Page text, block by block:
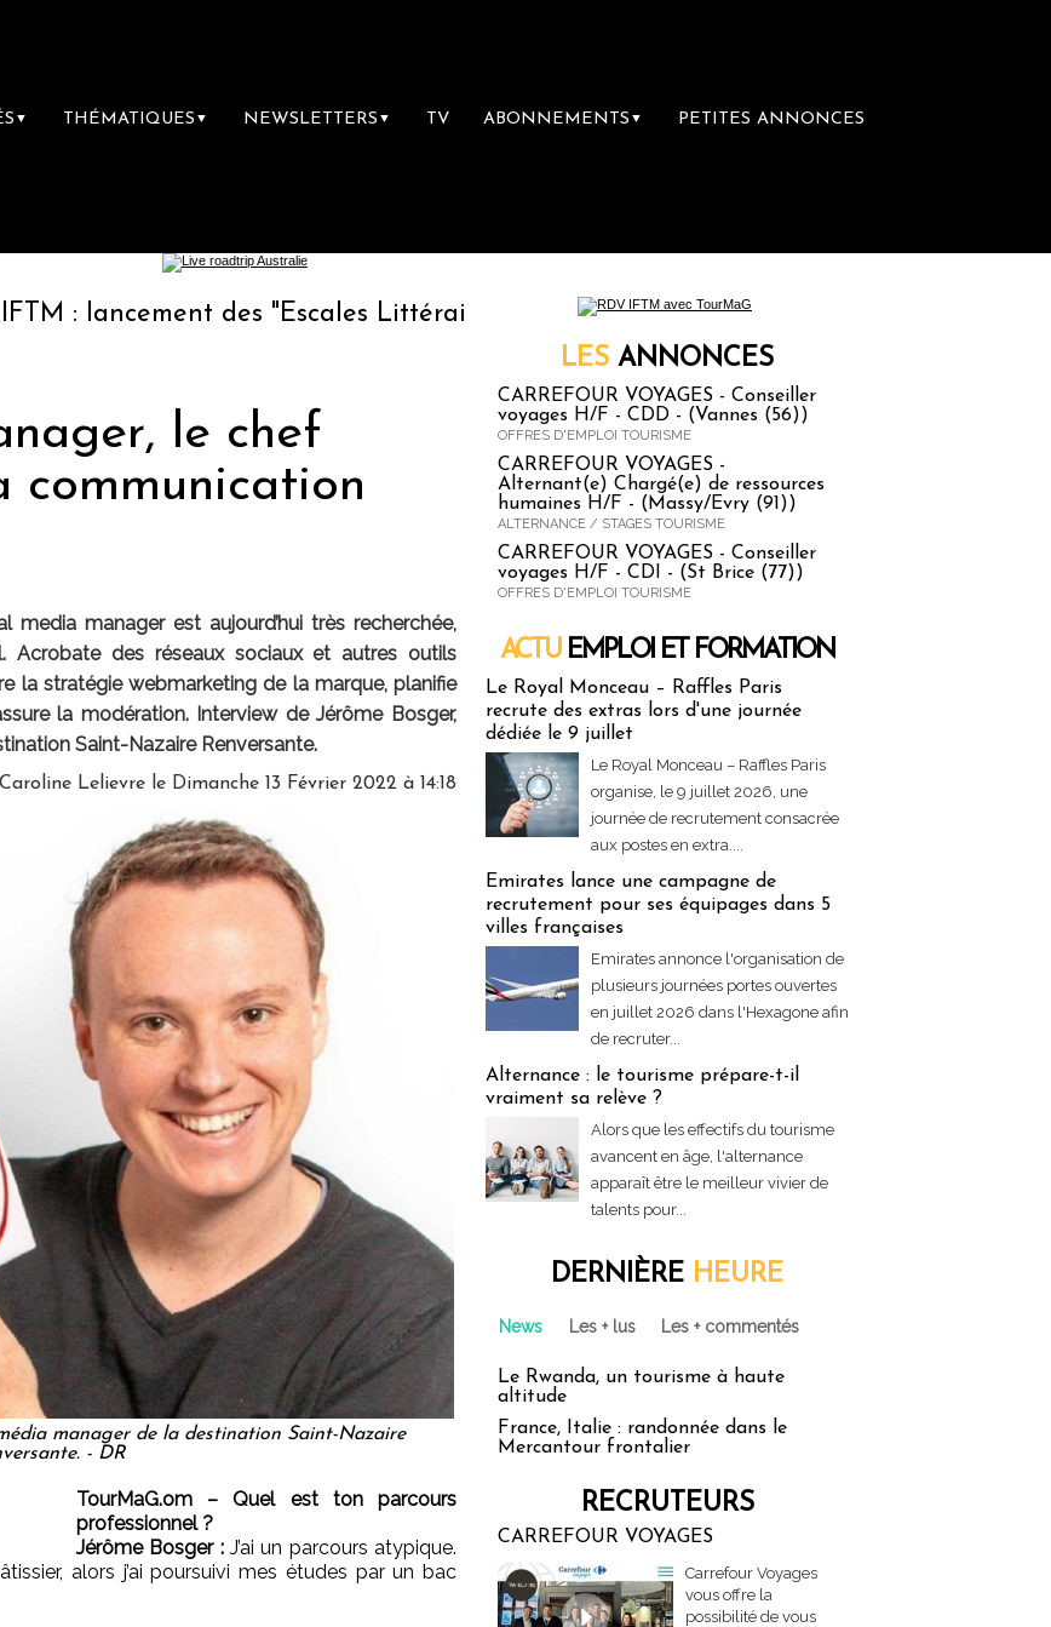
▼ THÉMATIQUES ▼ NEWSLETTERS ▼ TV ABONNEMENTS ▼ PETITES ANNONCES
des "Escales Littéraires", la première librairie du voyage
le chef
communication
manager est aujourd’hui très recherchée,
Acrobate des réseaux sociaux et autres outils
la stratégie webmarketing de la marque, planifie
la modération. Interview de Jérôme Bosger,
Saint-Nazaire Renversante.
Caroline Lelievre le Dimanche 13 Février 2022 à 14:18
manager de la destination Saint-Nazaire
- DR
TourMaG.om – Quel est ton parcours
professionnel ?
Jérôme Bosger :J’ai un parcours atypique.
alors j’ai poursuivi mes études par un bac
LES ANNONCES
CARREFOUR VOYAGES - Conseiller
voyages H/F - CDD - (Vannes (56))
OFFRES D'EMPLOI TOURISME
CARREFOUR VOYAGES -
Alternant(e) Chargé(e) de ressources
humaines H/F - (Massy/Evry (91))
ALTERNANCE / STAGES TOURISME
CARREFOUR VOYAGES - Conseiller
voyages H/F - CDI - (St Brice (77))
OFFRES D'EMPLOI TOURISME
ACTU EMPLOI ET FORMATION
Le Royal Monceau – Raffles Paris
recrute des extras lors d'une journée
dédiée le 9 juillet
Le Royal Monceau – Raffles Paris
organise, le 9 juillet 2026, une
journée de recrutement consacrée
aux postes en extra....
Emirates lance une campagne de
recrutement pour ses équipages dans 5
villes françaises
Emirates annonce l'organisation de
plusieurs journées portes ouvertes
en juillet 2026 dans l'Hexagone afin
de recruter...
Alternance : le tourisme prépare-t-il
vraiment sa relève ?
Alors que les effectifs du tourisme
avancent en âge, l'alternance
apparaît être le meilleur vivier de
talents pour...
DERNIÈRE HEURE
News Les + lus Les + commentés
Le Rwanda, un tourisme à haute
altitude
France, Italie : randonnée dans le
Mercantour frontalier
RECRUTEURS
CARREFOUR VOYAGES
Carrefour Voyages
vous offre la
possibilité de vous